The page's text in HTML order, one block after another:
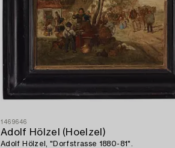
1469646
Adolf Hölzel (Hoelzel)
Adolf Hölzel, "Dorfstrasse 1880-81".